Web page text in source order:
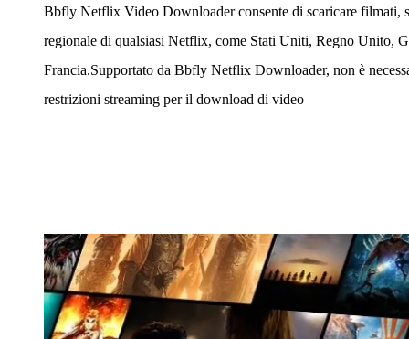
Bbfly Netflix Video Downloader consente di scaricare filmati,
regionale di qualsiasi Netflix, come Stati Uniti, Regno Unito,
Francia.Supportato da Bbfly Netflix Downloader, non è
restrizioni streaming per il download di video